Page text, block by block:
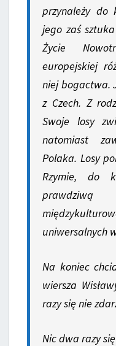
przynależy do
jego zaś
Życie
europejskiej
niej bogactwa.
z Czech. Z
Swoje losy
natomiast
Polaka. Losy
Rzymie, do
uniwersalnych
Na koniec
wiersza
razy się nie
Nic dwa razy